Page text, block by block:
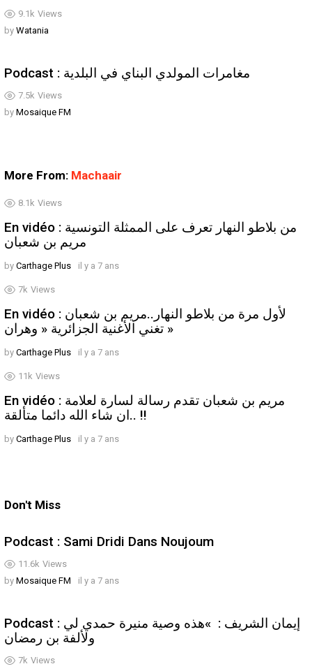
9.1k Views
by Watania
7.5k Views
Podcast : مغامرات المولدي البناي في البلدية
by Mosaique FM
More From: Machaair
8.1k Views
En vidéo : من بلاطو النهار تعرف على الممثلة التونسية
مريم بن شعبان
by Carthage Plus il y a 7 ans
7k Views
En vidéo : لأول مرة من بلاطو النهار..مريم بن شعبان
تغني الأغنية الجزائرية « وهران »
by Carthage Plus il y a 7 ans
11k Views
En vidéo : مريم بن شعبان تقدم رسالة لسارة لعلامة
..ان شاء الله دائما متألقة !!
by Carthage Plus il y a 7 ans
Don't Miss
11.6k Views
Podcast : Sami Dridi Dans Noujoum
by Mosaique FM il y a 7 ans
7k Views
Podcast : إيمان الشريف : »هذه وصية منيرة حمدي لي
ولألفة بن رمضان